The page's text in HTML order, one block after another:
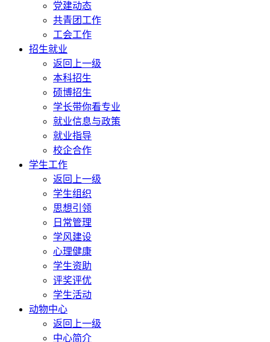
党建动态
共青团工作
工会工作
招生就业
返回上一级
本科招生
硕博招生
学长带你看专业
就业信息与政策
就业指导
校企合作
学生工作
返回上一级
学生组织
思想引领
日常管理
学风建设
心理健康
学生资助
评奖评优
学生活动
动物中心
返回上一级
中心简介